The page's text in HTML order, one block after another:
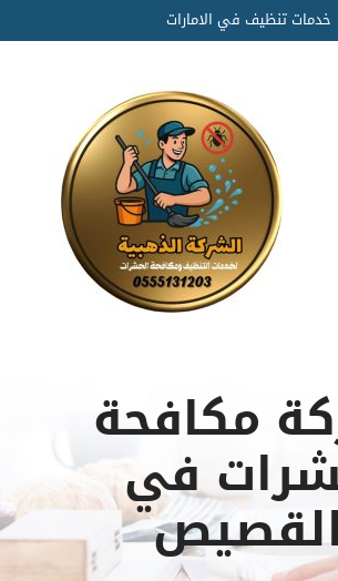
خدمات تنظيف في الامارات
مكافحة
في